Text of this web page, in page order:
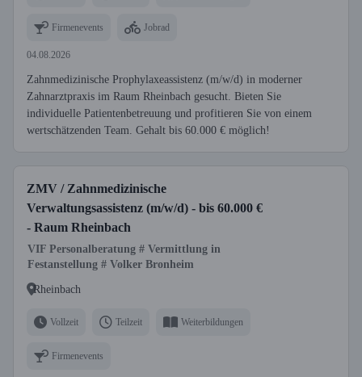
Firmenevents Jobrad
04.08.2026
Zahnmedizinische Prophylaxeassistenz (m/w/d) in moderner
Zahnarztpraxis im Raum Rheinbach gesucht. Bieten Sie
individuelle Patientenbetreuung und profitieren Sie von einem
wertschätzenden Team. Gehalt bis 60.000 € möglich!
ZMV / Zahnmedizinische
Verwaltungsassistenz (m/w/d) - bis 60.000 €
- Raum Rheinbach
VIF Personalberatung # Vermittlung in
Festanstellung # Volker Bronheim
Rheinbach
Vollzeit Teilzeit Weiterbildungen
Firmenevents